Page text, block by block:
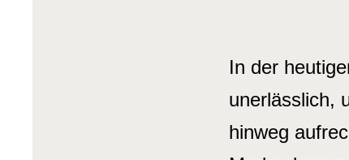
In der
unerlässlich,
hinweg